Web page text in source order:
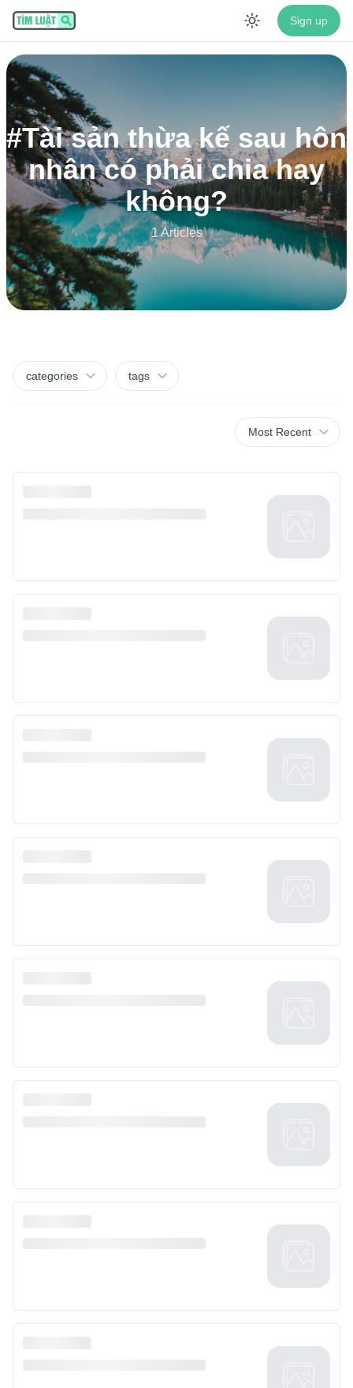
Enable
Sign up
#Tài sản thừa kế sau hôn
nhân có phải chia hay
không?
1 Articles
categories tags
Most Recent